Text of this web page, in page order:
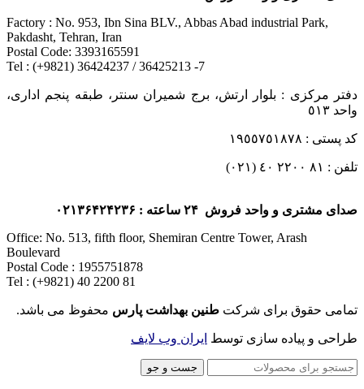
Factory : No. 953, Ibn Sina BLV., Abbas Abad industrial Park,
Pakdasht, Tehran, Iran
Postal Code: 3393165591
Tel : (+9821) 36424237 / 36425213 -7
دفتر مرکزی : بلوار ارتش، برج شمیران سنتر، طبقه پنجم اداری،
واحد ٥١٣
کد پستی : ١٩٥٥٧٥١٨٧٨
تلفن : ٨١ ٢٢٠٠ ٤٠ (٠٢١)
صدای مشتری و واحد فروش ۲۴ ساعته : ۰۲۱۳۶۴۲۴۲۳۶
Office: No. 513, fifth floor, Shemiran Centre Tower, Arash
Boulevard
Postal Code : 1955751878
Tel : (+9821) 40 2200 81
تمامی حقوق برای شرکت طنین بهداشت پارس محفوظ می باشد.
طراحی و پیاده سازی توسط ایران وب لایف
جست و جو